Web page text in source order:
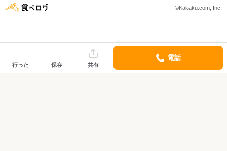
©Kakaku.com, Inc.
行った 保存 共有
電話